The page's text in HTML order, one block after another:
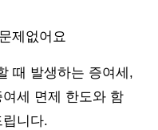
제없어요
때 발생하는 증여세,
세 면제 한도와 함
니다.